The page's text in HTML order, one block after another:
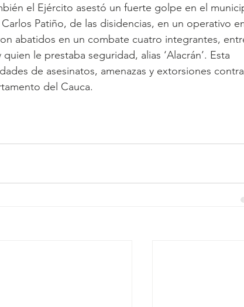
el Ejército asestó un fuerte golpe en el
Patiño, de las disidencias, en un operativo
abatidos en un combate cuatro integrantes,
le prestaba seguridad, alias ‘Alacrán’. Esta
de asesinatos, amenazas y extorsiones
del Cauca.